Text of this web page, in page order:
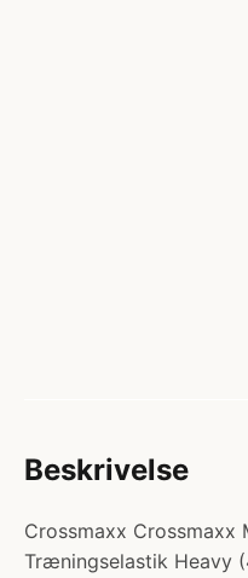
Beskrivelse
Crossmaxx Crossmaxx
Træningselastik Heavy